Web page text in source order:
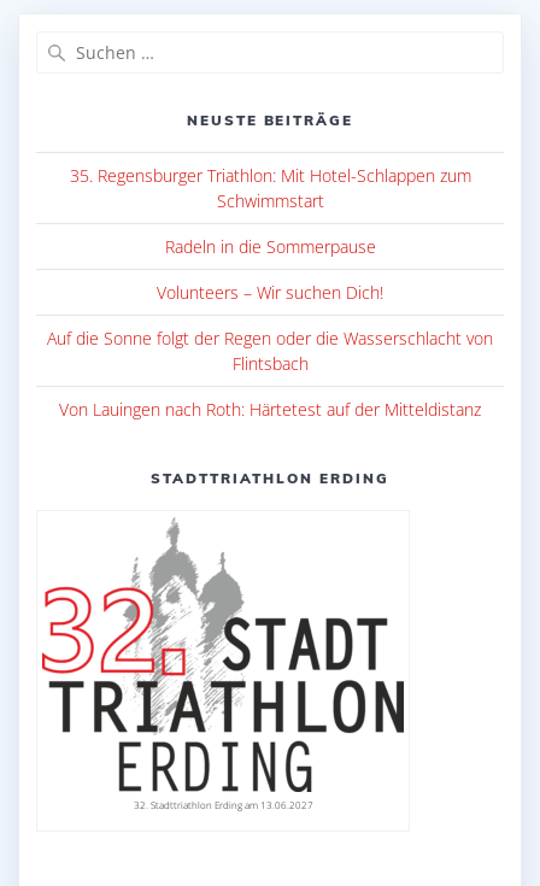
NEUSTE BEITRÄGE
35. Regensburger Triathlon: Mit Hotel-Schlappen zum
Schwimmstart
Radeln in die Sommerpause
Volunteers – Wir suchen Dich!
Auf die Sonne folgt der Regen oder die Wasserschlacht von
Flintsbach
Von Lauingen nach Roth: Härtetest auf der Mitteldistanz
STADTTRIATHLON ERDING
32. Stadttriathlon Erding am 13.06.2027